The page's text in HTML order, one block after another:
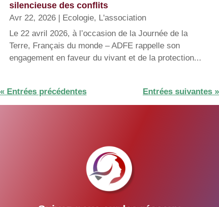
silencieuse des conflits
Avr 22, 2026 Ecologie, L'association
Le 22 avril 2026, à l’occasion de la Journée de la
Terre, Français du monde – ADFE rappelle son
engagement en faveur du vivant et de la protection...
« Entrées précédentes Entrées suivantes »